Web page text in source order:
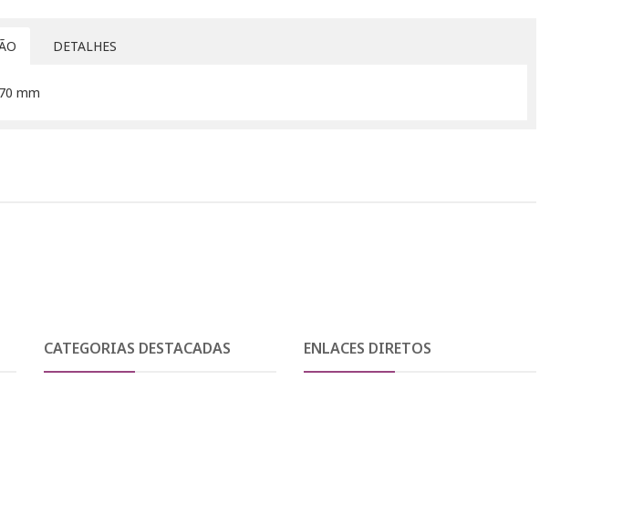
DETALHES
mm
CATEGORIAS DESTACADAS ENLACES DIRETOS